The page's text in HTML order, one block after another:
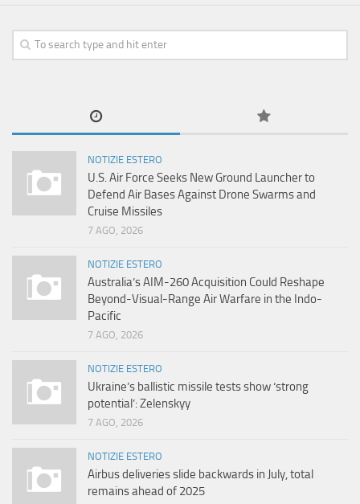
NOTIZIE ESTERO
U.S. Air Force Seeks New Ground Launcher to
Defend Air Bases Against Drone Swarms and
Cruise Missiles
7 AGO, 2026
NOTIZIE ESTERO
Australia’s AIM-260 Acquisition Could Reshape
Beyond-Visual-Range Air Warfare in the Indo-
Pacific
7 AGO, 2026
NOTIZIE ESTERO
Ukraine’s ballistic missile tests show ‘strong
potential’: Zelenskyy
7 AGO, 2026
NOTIZIE ESTERO
Airbus deliveries slide backwards in July, total
remains ahead of 2025